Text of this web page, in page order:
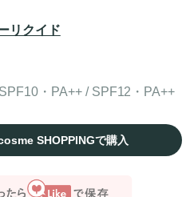
リクイド
・PA++ / SPF12・PA++
SHOPPINGで購入